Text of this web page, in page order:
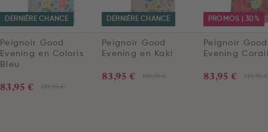
DERNIÈRE CHANCE
Peignoir Good
Evening en Coloris
Bleu
119,95 €
83,95 €
DERNIÈRE CHANCE
Peignoir Good
Evening en Kaki
119,95 €
83,95 €
PROMOS | 30%
Peignoir Good
Evening
119,95 €
83,95 €